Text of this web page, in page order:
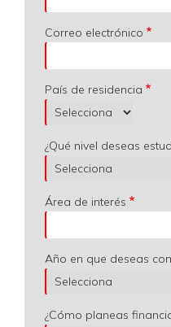
Correo electrónico
País de residencia
¿Qué nivel deseas
Área de interés
Año en que deseas
¿Cómo planeas